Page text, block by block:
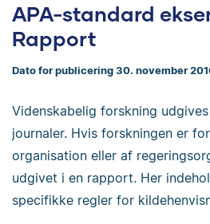
APA-standard
Rapport
Dato for publicering 30. november
Videnskabelig forskning
journaler. Hvis forskningen er
organisation eller af
udgivet i en rapport. Her
specifikke regler for